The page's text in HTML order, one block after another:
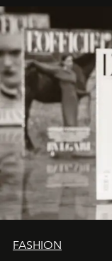
framework where
converge with
FASHION